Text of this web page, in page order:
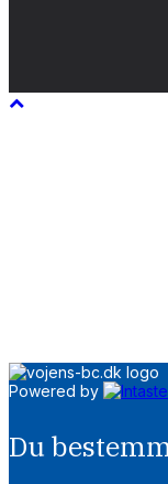
Powered by
Du